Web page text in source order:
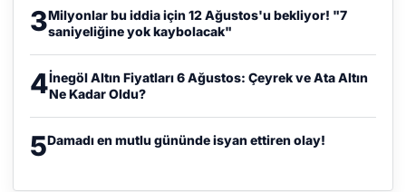
3Milyonlar bu iddia için 12 Ağustos'u bekliyor! "7
saniyeliğine yok kaybolacak"
4İnegöl Altın Fiyatları 6 Ağustos: Çeyrek ve Ata Altın
Ne Kadar Oldu?
5Damadı en mutlu gününde isyan ettiren olay!